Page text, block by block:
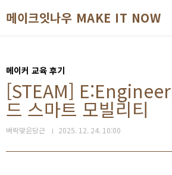
메이크잇나우 MAKE IT NOW
메이커 교육 후기
[STEAM]
드 스마트 모빌리티
벼락맞은당근 2025. 12. 24. 10:00